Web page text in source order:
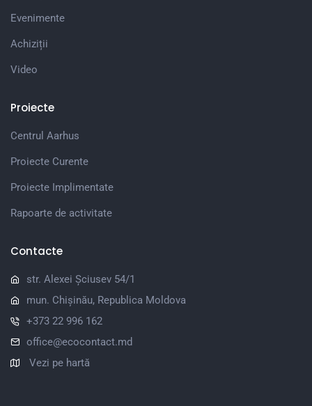
Evenimente
Achiziții
Video
Proiecte
Centrul Aarhus
Proiecte Curente
Proiecte Implimentate
Rapoarte de activitate
Contacte
str. Alexei Șciusev 54/1
mun. Chișinău, Republica Moldova
+373 22 996 162
office@ecocontact.md
Vezi pe hartă